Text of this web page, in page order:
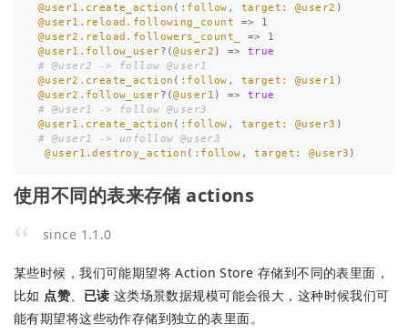
@user1.create_action ( :follow , target: @user2 )
@user1.reload.following_count
=>
1
@user2.reload.followers_count_
=>
1
@user1.follow_user?(@user2 ) =>
true
# @user2 -> follow @user1
@user2.create_action ( :follow , target: @user1 )
@user2.follow_user?(@user1 ) =>
true
# @user1 -> follow @user3
@user1.create_action ( :follow , target: @user3 )
# @user1 -> unfollow @user3
@user1.destroy_action ( :follow , target: @user3 )
使用不同的表来存储 actions
since 1.1.0
某些时候，我们可能期望将 Action Store 存储到不同的表里面，
比如 点赞、 已读 这类场景数据规模可能会很大，这种时候我们可
能有期望将这些动作存储到独立的表里面。